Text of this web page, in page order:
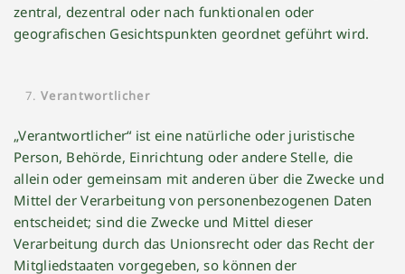
zentral, dezentral oder nach funktionalen oder
geografischen Gesichtspunkten geordnet geführt wird.
Verantwortlicher
„Verantwortlicher“ ist eine natürliche oder juristische
Person, Behörde, Einrichtung oder andere Stelle, die
allein oder gemeinsam mit anderen über die Zwecke und
Mittel der Verarbeitung von personenbezogenen Daten
entscheidet; sind die Zwecke und Mittel dieser
Verarbeitung durch das Unionsrecht oder das Recht der
Mitgliedstaaten vorgegeben, so können der